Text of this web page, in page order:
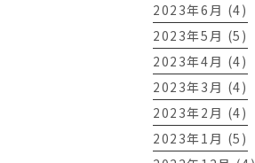
2023年6月 (4)
2023年5月 (5)
2023年4月 (4)
2023年3月 (4)
2023年2月 (4)
2023年1月 (5)